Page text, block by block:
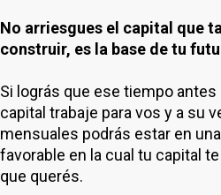
No arriesgues el capital que
construir, es la base de tu
Si lográs que ese tiempo
capital trabaje para vos y a su
mensuales podrás estar en
favorable en la cual tu capital
que querés.